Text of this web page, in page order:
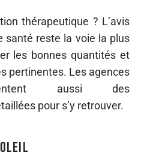
thérapeutique ? L’avis
santé reste la voie la plus
les bonnes quantités et
pertinentes. Les agences
aussi des
pour s’y retrouver.